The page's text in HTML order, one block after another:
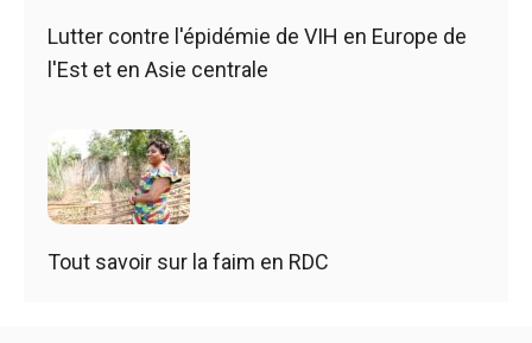
Lutter contre l'épidémie de VIH en Europe de
l'Est et en Asie centrale
Tout savoir sur la faim en RDC